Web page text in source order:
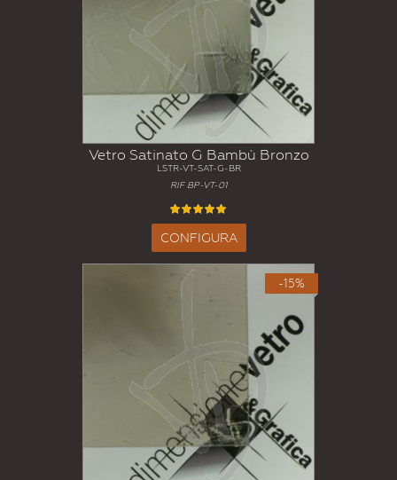
Vetro Satinato G Bambù Bronzo
LSTR-VT-SAT-G-BR
RIF BP-VT-01
CONFIGURA
-15%